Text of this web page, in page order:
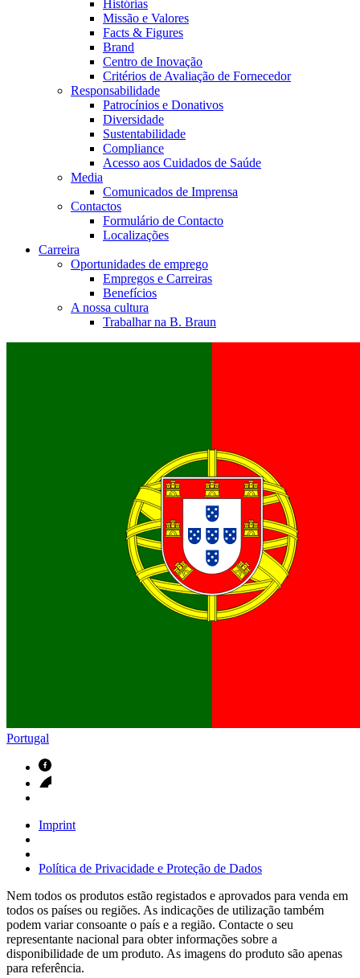
Histórias
Missão e Valores
Facts & Figures
Brand
Centro de Inovação
Critérios de Avaliação de Fornecedor
Responsabilidade
Patrocínios e Donativos
Diversidade
Sustentabilidade
Compliance
Acesso aos Cuidados de Saúde
Media
Comunicados de Imprensa
Contactos
Formulário de Contacto
Localizações
Carreira
Oportunidades de emprego
Empregos e Carreiras
Benefícios
A nossa cultura
Trabalhar na B. Braun
Portugal
Imprint
Política de Privacidade e Proteção de Dados
Nem todos os produtos estão registados e aprovados para venda em
todos os países ou regiões. As indicações de utilização também
podem variar consoante o país e a região. Contacte o seu
representante nacional para obter informações sobre a
disponibilidade de um produto. As imagens do produto são apenas
para referência.